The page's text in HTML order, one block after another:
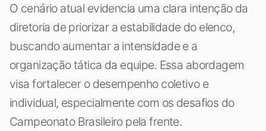
O cenário atual evidencia uma clara intenção da
diretoria de priorizar a estabilidade do elenco,
buscando aumentar a intensidade e a
organização tática da equipe. Essa abordagem
visa fortalecer o desempenho coletivo e
individual, especialmente com os desafios do
Campeonato Brasileiro pela frente.